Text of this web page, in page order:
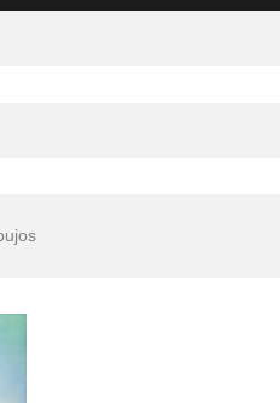
Biryulina Vita
Bellas del Mundo